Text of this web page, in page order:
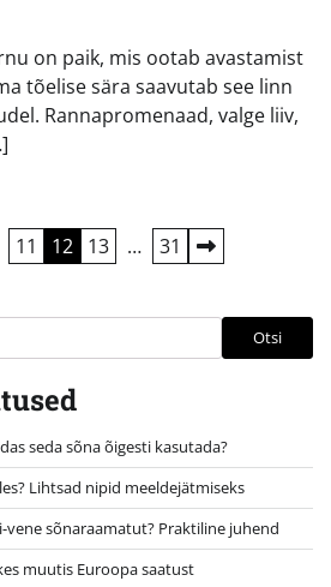
on paik, mis ootab avastamist
tõelise sära saavutab see linn
Rannapromenaad, valge liiv,
11 12 13 … 31
Otsi
seda sõna õigesti kasutada?
Lihtsad nipid meeldejätmiseks
vene sõnaraamatut? Praktiline juhend
muutis Euroopa saatust